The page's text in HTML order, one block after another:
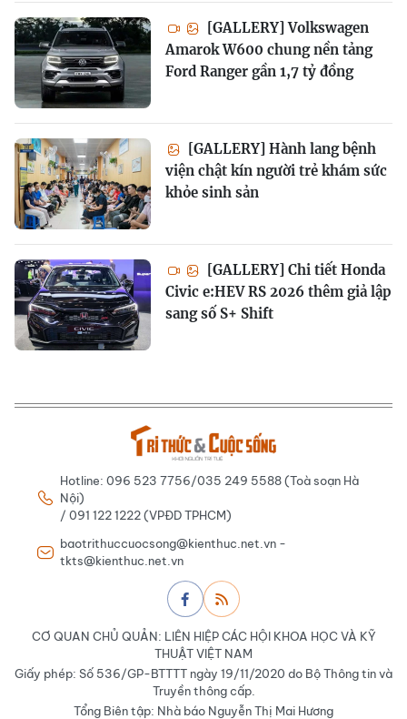
[GALLERY] Volkswagen
Amarok W600 chung nền tảng
Ford Ranger gần 1,7 tỷ đồng
[GALLERY] Hành lang bệnh
viện chật kín người trẻ khám sức
khỏe sinh sản
[GALLERY] Chi tiết Honda
Civic e:HEV RS 2026 thêm giả lập
sang số S+ Shift
Hotline: 096 523 7756/035 249 5588 (Toà soạn Hà
Nội)
/ 091 122 1222 (VPĐD TPHCM)
baotrithuccuocsong@kienthuc.net.vn -
tkts@kienthuc.net.vn
CƠ QUAN CHỦ QUẢN: LIÊN HIỆP CÁC HỘI KHOA HỌC VÀ KỸ
THUẬT VIỆT NAM
Giấy phép: Số 536/GP-BTTTT ngày 19/11/2020 do Bộ Thông tin và
Truyền thông cấp.
Tổng Biên tập: Nhà báo Nguyễn Thị Mai Hương